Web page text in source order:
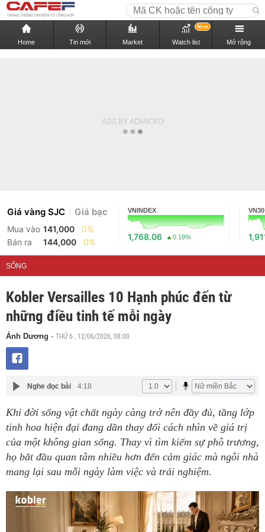
Home Tin mới Market Watch list
New
Mở rộng
Giá vàng SJC Giá bạc
Mua vào 141,000
0%
Bán ra
144,000 0%
VNINDEX
1,768.06 0.19%
VN30
SỐNG
Kobler Versailles 10 Hạnh phúc đến từ
những điều tinh tế mỗi ngày
Ánh Dương - THỨ 6 , 12/06/2026, 08:00
Nghe đọc bài 4:18
Khi đời sống vật chất ngày càng trở nên đầy đủ, tầng lớp
tinh hoa hiện đại đang dần thay đổi cách nhìn về giá trị
của một không gian sống. Thay vì tìm kiếm sự phô trương,
họ bắt đầu quan tâm nhiều hơn đến cảm giác mà ngôi nhà
mang lại sau mỗi ngày làm việc và trải nghiệm.